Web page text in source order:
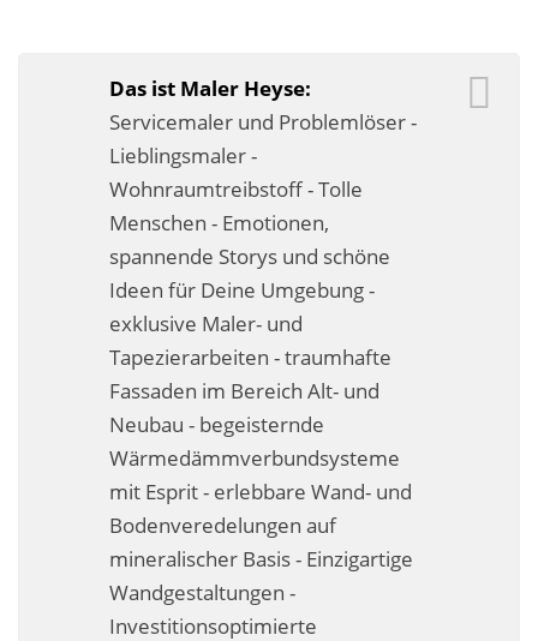
Das ist Maler Heyse:
Servicemaler und Problemlöser -
Lieblingsmaler -
Wohnraumtreibstoff - Tolle
Menschen - Emotionen,
spannende Storys und schöne
Ideen für Deine Umgebung -
exklusive Maler- und
Tapezierarbeiten - traumhafte
Fassaden im Bereich Alt- und
Neubau - begeisternde
Wärmedämmverbundsysteme
mit Esprit - erlebbare Wand- und
Bodenveredelungen auf
mineralischer Basis - Einzigartige
Wandgestaltungen -
Investitionsoptimierte